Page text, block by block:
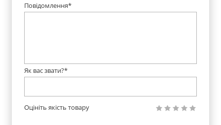
Повідомлення*
Як вас звати?*
Оцініть якість товару